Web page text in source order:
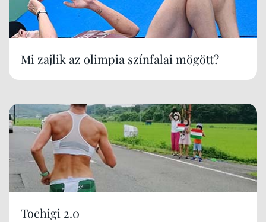
Mi zajlik az olimpia színfalai mögött?
Tochigi 2.0